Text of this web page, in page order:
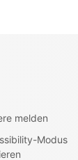
melden
Modus